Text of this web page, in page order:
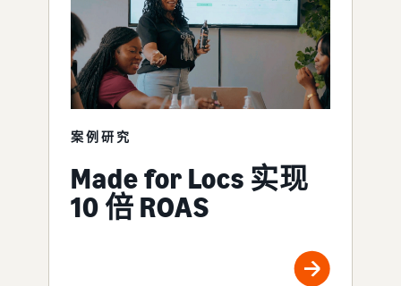
案例研究
Made for Locs 实现
10 倍 ROAS